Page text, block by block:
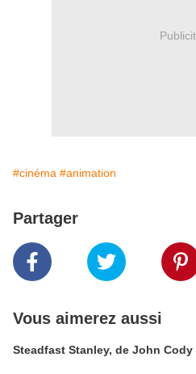
#cinéma #animation
Partager
Vous aimerez aussi
Steadfast Stanley, de John Cody